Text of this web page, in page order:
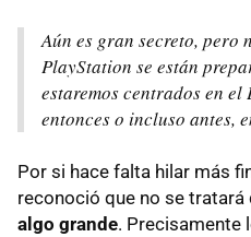
Aún es gran secreto, pero
PlayStation se están
estaremos centrados en
entonces o incluso antes,
Por si hace falta hilar más
reconoció que no se tratará
algo grande. Precisamente